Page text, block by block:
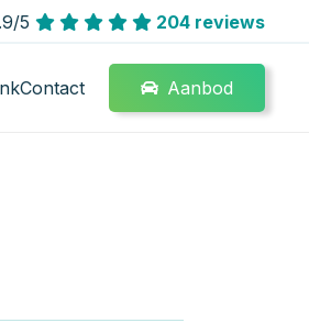
5 204 reviews
Contact Aanbod